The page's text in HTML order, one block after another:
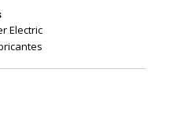
Electric